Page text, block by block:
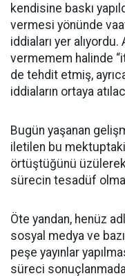
kendisine baskı
vermesi yönünde
iddiaları yer
vermemem halinde
de tehdit etmiş,
iddiaların ortaya
Bugün yaşanan
iletilen bu
örtüştüğünü
sürecin tesadüf
Öte yandan, henüz
sosyal medya ve
peşe yayınlar
süreci